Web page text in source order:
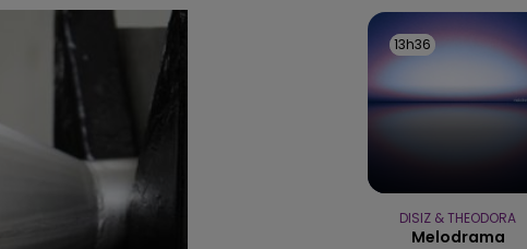
13h36
13h36
DISIZ & THEODORA
Melodrama